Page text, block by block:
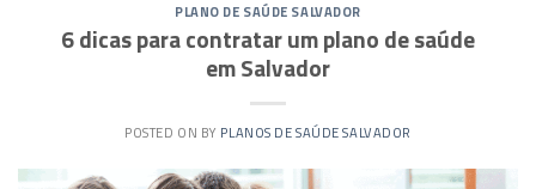
PLANO DE SAÚDE SALVADOR
6 dicas para contratar um plano de saúde
em Salvador
POSTED ON BY PLANOS DE SAÚDE SALVADOR